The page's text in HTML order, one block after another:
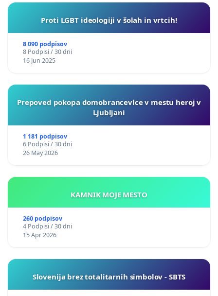
Proti LGBT ideologiji v šolah in vrtcih!
8 090 podpisov
8 Podpisi / 30 dni
16 Jun 2025
Prepoved pokopa domobrancevlce v mestu heroj v
Ljubljani
1 181 podpisov
6 Podpisi / 30 dni
26 May 2026
KAMNIK MOJE MESTO
260 podpisov
4 Podpisi / 30 dni
15 Apr 2026
Slovenija brez totalitarnih simbolov - SBTS